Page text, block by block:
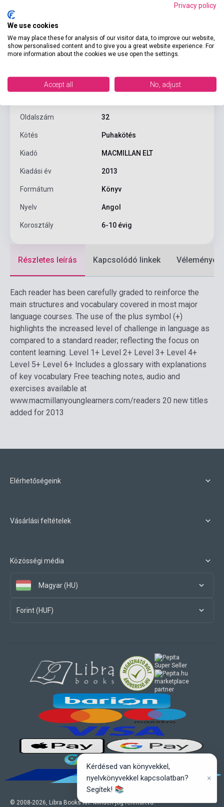
Termékjellemzők
9780230432192
Oldalszám 32
Kötés Puhakötés
Kiadó MACMILLAN ELT
Kiadási év 2013
Formátum Könyv
Nyelv Angol
Korosztály 6-10 évig
Részletes leírás Kapcsolódó linkek Vélemények
Each reader has been carefully graded to reinforce the
main structures and vocabulary covered in most major
language courses. The use of the plus symbol (+)
highlights the increased level of challenge in language as
compared to a standard reader; reflecting the focus on
content learning. Level 1+ Level 2+ Level 3+ Level 4+
Level 5+ Level 6+ Includes a glossary with explanations
of key vocabulary Free teaching notes, audio and
exercises available at
www.macmillanyounglearners.com/readers 20 new titles
added for 2013
Elérhetőségeink
Vásárlási feltételek
Közösségi média
Magyar (HU)
Forint (HUF)
© 2008-2026, Libra Books Kft. Minden jog fenntartva.
marketplace
partner
Privacy policy
We use cookies
We may place these for analysis of our visitor data, to improve our website,
show personalised content and to give you a great website experience. For
more information about the cookies we use open the settings.
Accept all No, adjust
Kérdésed van könyvekkel,
nyelvkönyvekkel kapcsolatban?
Segítek! 📚
×